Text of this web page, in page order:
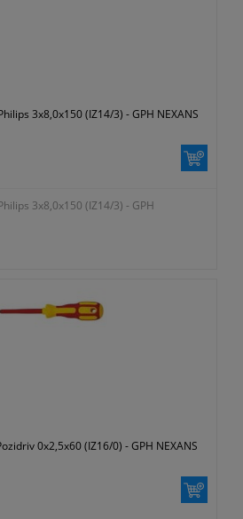
3x8,0x150 (IZ14/3) - GPH NEXANS
3x8,0x150 (IZ14/3) - GPH
0x2,5x60 (IZ16/0) - GPH NEXANS